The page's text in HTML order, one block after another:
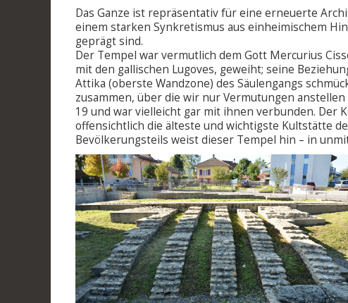
Das Ganze ist repräsentativ für eine erneuerte
einem starken Synkretismus aus einheimischem
geprägt sind.
Der Tempel war vermutlich dem Gott Mercurius
mit den gallischen Lugoves, geweiht; seine
Attika (oberste Wandzone) des Säulengangs
zusammen, über die wir nur Vermutungen
19 und war vielleicht gar mit ihnen verbunden. Der
offensichtlich die älteste und wichtigste Kultstätte
Bevölkerungsteils weist dieser Tempel hin – in